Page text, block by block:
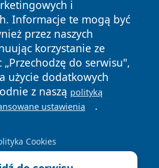
i
Informacje te mogą być
przez naszych
korzystanie ze
do serwisu",
użycie dodatkowych
z naszą polityką
ustawienia .
Cookies
Polityka
Cookies